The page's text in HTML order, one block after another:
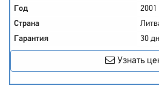
Год
2001
Страна
Гарантия
30
Узнать